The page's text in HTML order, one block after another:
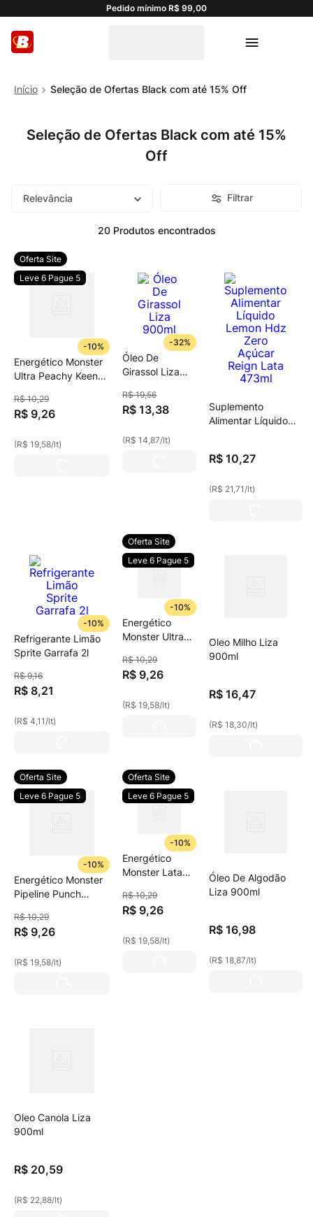
Pedido mínimo R$ 99,00
Seleção de Ofertas Black com até 15% Off
Seleção de Ofertas Black com até 15%
Off
Relevância Filtrar
20 Produtos
Oferta Site
Leve 6 Pague 5
-10%
Energético Monster
Ultra Peachy Keen
R$ 10,29
R$ 9,26
(R$ 19,58/lt)
-32%
Óleo De
Girassol Liza
R$ 19,56
R$ 13,38
(R$ 14,87/lt)
Suplemento
Alimentar Líquido
473ml
R$ 10,27
(R$ 21,71/lt)
-10%
Refrigerante Limão
Sprite Garrafa 2l
R$ 9,16
R$ 8,21
(R$ 4,11/lt)
Oferta Site
Leve 6 Pague 5
-10%
Energético
Monster Ultra
Sem Açúcar
473ml
R$ 10,29
R$ 9,26
(R$ 19,58/lt)
Oleo Milho Liza
900ml
R$ 16,47
(R$ 18,30/lt)
Oferta Site
Leve 6 Pague 5
-10%
Energético Monster
Pipeline Punch
R$ 10,29
R$ 9,26
(R$ 19,58/lt)
Oferta Site
Leve 6 Pague 5
-10%
Energético
Monster Lata
R$ 10,29
R$ 9,26
(R$ 19,58/lt)
Óleo De Algodão
Liza 900ml
R$ 16,98
(R$ 18,87/lt)
Oleo Canola Liza
900ml
R$ 20,59
(R$ 22,88/lt)